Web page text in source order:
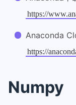
https://
Anaconda
https://
Numpy